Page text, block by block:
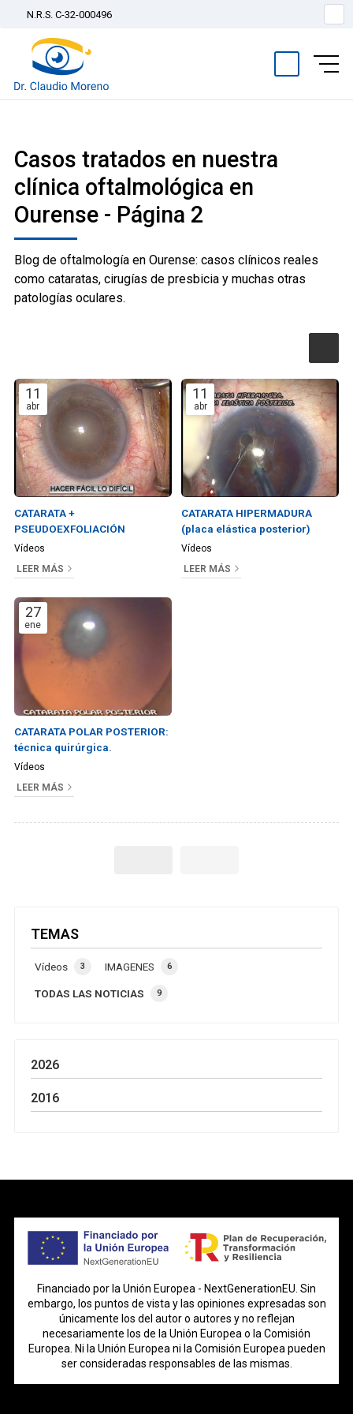
N.R.S. C-32-000496
Casos tratados en nuestra
clínica oftalmológica en
Ourense - Página 2
Blog de oftalmología en Ourense: casos clínicos reales
como cataratas, cirugías de presbicia y muchas otras
patologías oculares.
TEMAS
TODAS LAS NOTICIAS 9
Vídeos 3 IMAGENES 6
11
abr
CATARATA +
PSEUDOEXFOLIACIÓN
Vídeos
LEER MÁS
11
abr
CATARATA HIPERMADURA
(placa elástica posterior)
Vídeos
LEER MÁS
27
ene
CATARATA POLAR POSTERIOR:
técnica quirúrgica.
Vídeos
LEER MÁS
2026
2016
Financiado por la Unión Europea - NextGenerationEU. Sin
embargo, los puntos de vista y las opiniones expresadas son
únicamente los del autor o autores y no reflejan
necesariamente los de la Unión Europea o la Comisión
Europea. Ni la Unión Europea ni la Comisión Europea pueden
ser consideradas responsables de las mismas.